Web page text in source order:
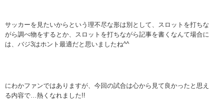
サッカーを見たいからという理不尽な形は別として、スロットを打ちな
がら調べ物をするとか、スロットを打ちながら記事を書くなんて場合に
は、バジ3はホント最適だと思いましたね^^
にわかファンではありますが、今回の試合は心から見て良かったと思え
る内容で…熱くなれました!!